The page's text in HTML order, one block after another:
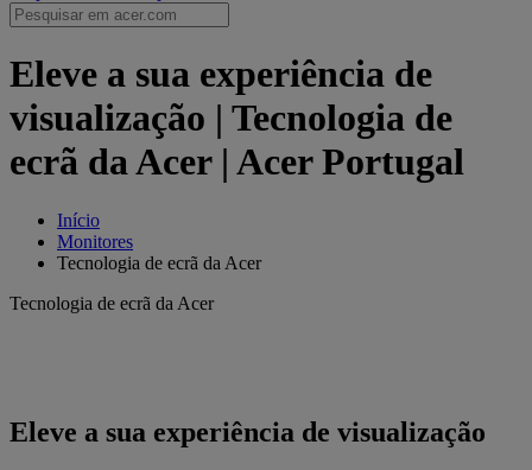
Eleve a sua experiência de
visualização | Tecnologia de
ecrã da Acer | Acer Portugal
Início
Monitores
Tecnologia de ecrã da Acer
Tecnologia de ecrã da Acer
Eleve a sua experiência de visualização